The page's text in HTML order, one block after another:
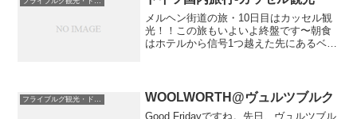
メルヘン街道の旅・10日目はカッセル観
光！！この旅もいよいよ終盤です〜朝食
はホテルから信号1つ越えた先にあるベー
さんでした。ド...
WOOLWORTH@ヴュルツブルク
Good Fridayですね。先日、ヴュルツブル